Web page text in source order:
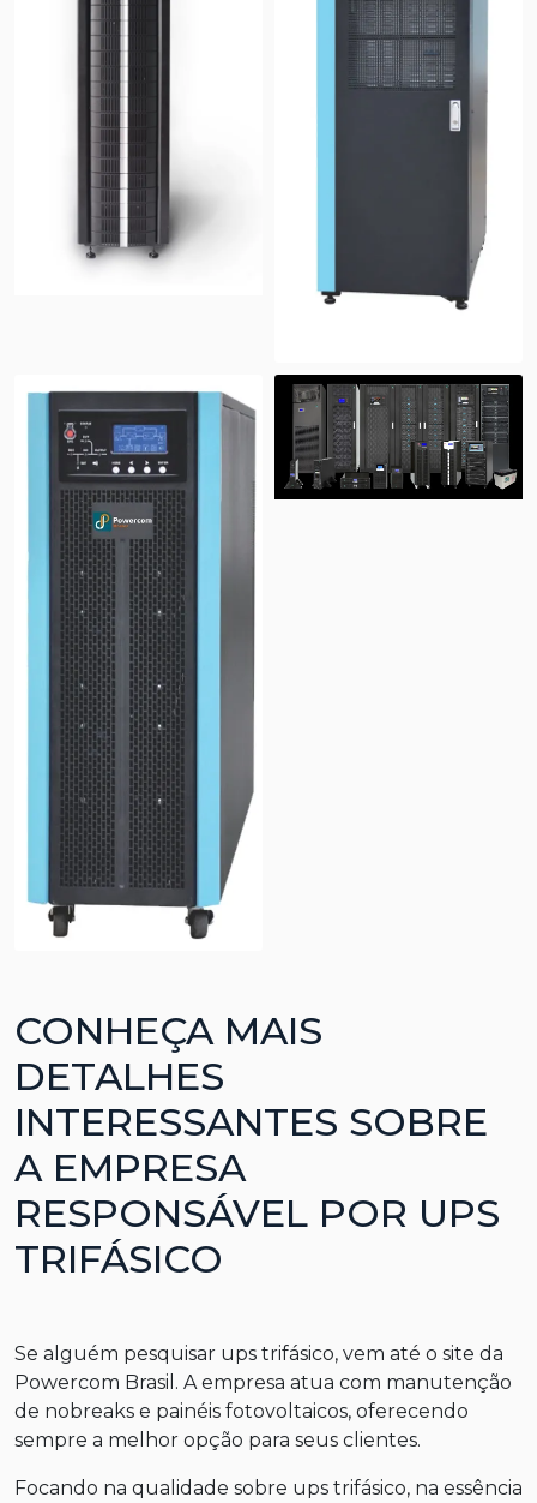
CONHEÇA MAIS
DETALHES
INTERESSANTES SOBRE
A EMPRESA
RESPONSÁVEL POR UPS
TRIFÁSICO
Se alguém pesquisar ups trifásico, vem até o site da
Powercom Brasil. A empresa atua com manutenção
de nobreaks e painéis fotovoltaicos, oferecendo
sempre a melhor opção para seus clientes.
Focando na qualidade sobre ups trifásico, na essência